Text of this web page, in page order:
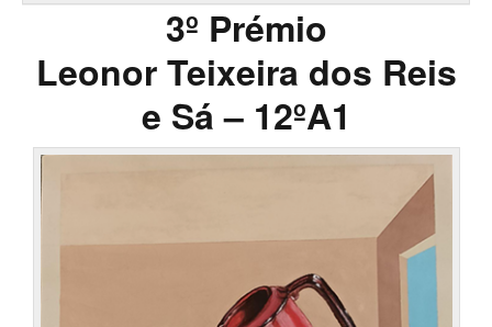
3º Prémio
Leonor Teixeira dos Reis
e Sá – 12ºA1